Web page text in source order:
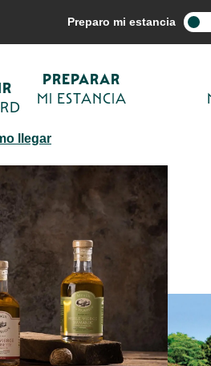
Preparo mi estancia
PREPARAR
MI ESTANCIA
Seleccionar mis actividades
llegar